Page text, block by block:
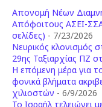
Απονομή Νέων
Απόφοιτους ΑΣΕΙ-
σελίδες) - 7/23/2026
Νευρικός κλονισμός
29ης Ταξιαρχίας ΠΖ
Η επόμενη μέρα για
φονικά βλήματα
χιλιοστών - 6/9/2026
Το Ισραήλ τελειώνει